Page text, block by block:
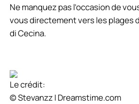
Ne manquez pas l’occasion de
vous directement vers les plages
di Cecina.
Le crédit:
© Stevanzz | Dreamstime.com